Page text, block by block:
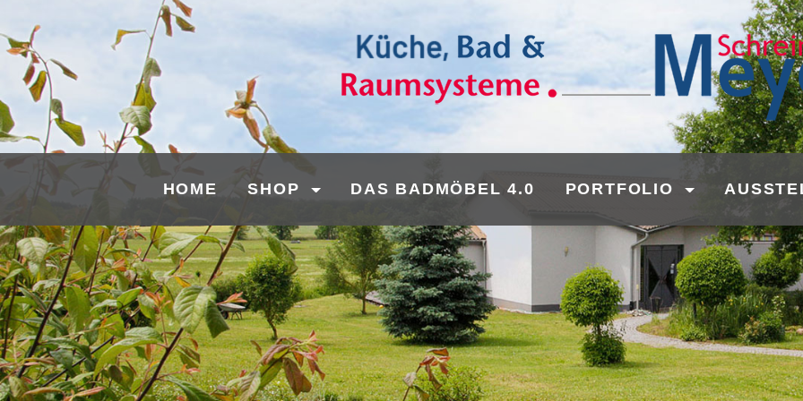
HOME SHOP DAS BADMÖBEL 4.0 PORTFOLIO